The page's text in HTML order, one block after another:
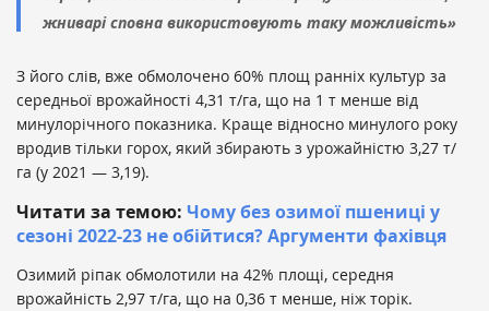
жниварі сповна використовують таку можливість»
З його слів, вже обмолочено 60% площ ранніх культур за
середньої врожайності 4,31 т/га, що на 1 т менше від
минулорічного показника. Краще відносно минулого року
вродив тільки горох, який збирають з урожайністю 3,27 т/
га (у 2021 — 3,19).
Читати за темою: Чому без озимої пшениці у
сезоні 2022-23 не обійтися? Аргументи фахівця
Озимий ріпак обмолотили на 42% площі, середня
врожайність 2,97 т/га, що на 0,36 т менше, ніж торік.